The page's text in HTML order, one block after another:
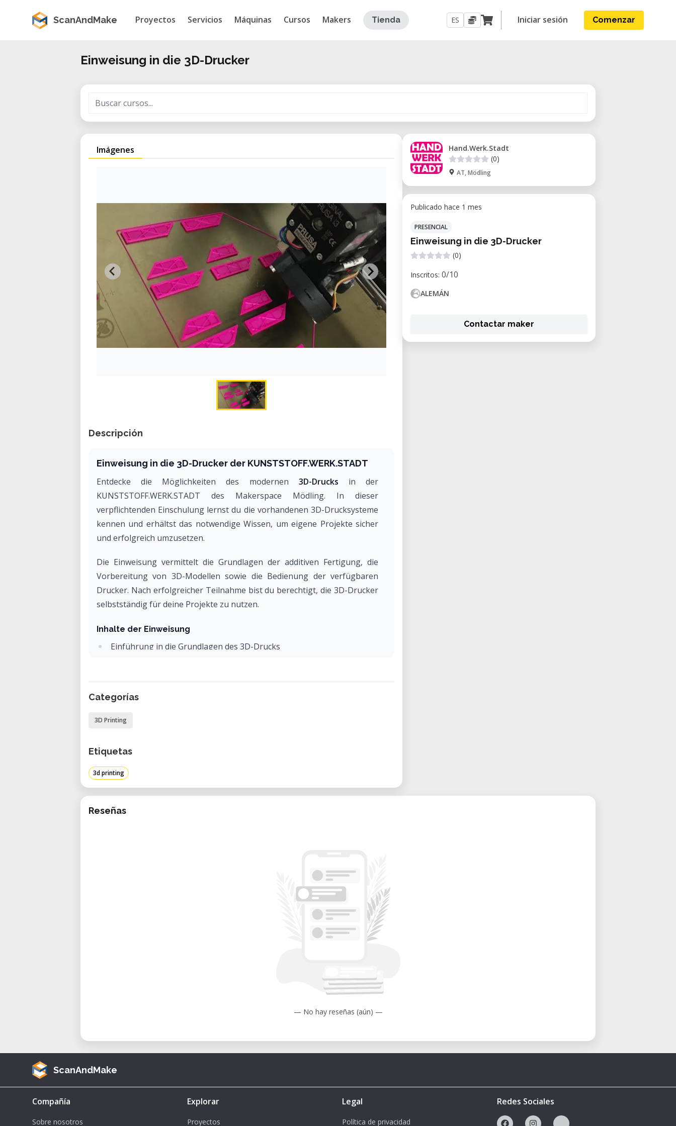
ScanAndMake Proyectos Servicios Máquinas Cursos Makers Tienda ES Iniciar sesión Comenzar
Einweisung in die 3D-Drucker
Imágenes
Descripción
Einweisung in die 3D-Drucker der KUNSTSTOFF.WERK.STADT
Entdecke die Möglichkeiten des modernen 3D-Drucks in der
KUNSTSTOFF.WERK.STADT des Makerspace Mödling. In dieser
verpflichtenden Einschulung lernst du die vorhandenen 3D-Drucksysteme
kennen und erhältst das notwendige Wissen, um eigene Projekte sicher
und erfolgreich umzusetzen.
Die Einweisung vermittelt die Grundlagen der additiven Fertigung, die
Vorbereitung von 3D-Modellen sowie die Bedienung der verfügbaren
Drucker. Nach erfolgreicher Teilnahme bist du berechtigt, die 3D-Drucker
selbstständig für deine Projekte zu nutzen.
Inhalte der Einweisung
Einführung in die Grundlagen des 3D-Drucks
Vorbereitung von Druckdateien und Slicing
Sicherheits- und Nutzungsrichtlinien
Verfügbare 3D-Drucker
Prusa MK3S– Bewährter FDM-3D-Drucker für Prototypen, Ersatzteile
und Funktionsmodelle
Bambu Lab X1 Carbon (X1C)
Voraussetzung für die Nutzung der 3D-Druckerin der
KUNSTSTOFF.WERK.STADT. Sie richtet sich an Maker, Studierende,
Entwickler*innen, Kreative und alle, die die Möglichkeiten moderner
Fertigungstechnologien für Prototyping, Produktentwicklung oder
Verein HAND.WERK.STADT – Makerspace Mödling
Mödling, Niederösterreich
Categorías
3D Printing
Etiquetas
3d printing
Hand.Werk.Stadt
(0)
AT, Mödling
Publicado hace 1 mes
PRESENCIAL
Einweisung in die 3D-Drucker
(0)
Inscritos: 0/10
ALEMÁN
Contactar maker
Reseñas
— No hay reseñas (aún) —
ScanAndMake
Compañía
Sobre nosotros
Explorar
Proyectos
Legal
Política de privacidad
Redes Sociales